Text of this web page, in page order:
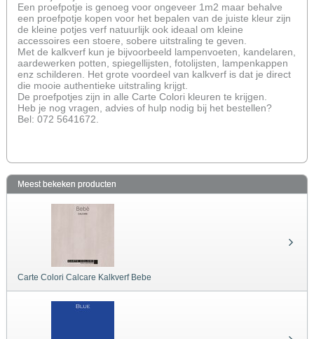
Een proefpotje is genoeg voor ongeveer 1m2 maar behalve
een proefpotje kopen voor het bepalen van de juiste kleur zijn
de kleine potjes verf natuurlijk ook ideaal om kleine
accessoires een stoere, sobere uitstraling te geven.
Met de kalkverf kun je bijvoorbeeld lampenvoeten, kandelaren,
aardewerken potten, spiegellijsten, fotolijsten, lampenkappen
enz schilderen. Het grote voordeel van kalkverf is dat je direct
die mooie authentieke uitstraling krijgt.
De proefpotjes zijn in alle Carte Colori kleuren te krijgen.
Heb je nog vragen, advies of hulp nodig bij het bestellen?
Bel: 072 5641672.
Meest bekeken producten
Carte Colori Calcare Kalkverf Bebe